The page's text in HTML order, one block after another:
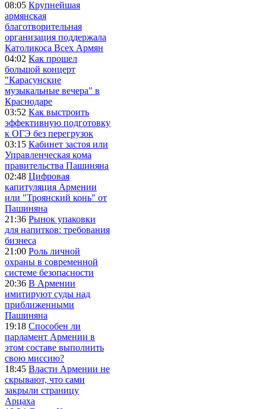
08:05 Крупнейшая
армянская
благотворительная
организация поддержала
Католикоса Всех Армян
04:02 Как прошел
большой концерт
"Карасунские
музыкальные вечера" в
Краснодаре
03:52 Как выстроить
эффективную подготовку
к ОГЭ без перегрузок
03:15 Кабинет застоя или
Управленческая кома
правительства Пашиняна
02:48 Цифровая
капитуляция Армении
или "Троянский конь" от
Пашиняна
21:36 Рынок упаковки
для напитков: требования
бизнеса
21:00 Роль личной
охраны в современной
системе безопасности
20:36 В Армении
имитируют суды над
приближенными
Пашиняна
19:18 Способен ли
парламент Армении в
этом составе выполнить
свою миссию?
18:45 Власти Армении не
скрывают, что сами
закрыли страницу
Арцаха